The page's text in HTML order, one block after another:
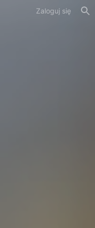
Zaloguj się